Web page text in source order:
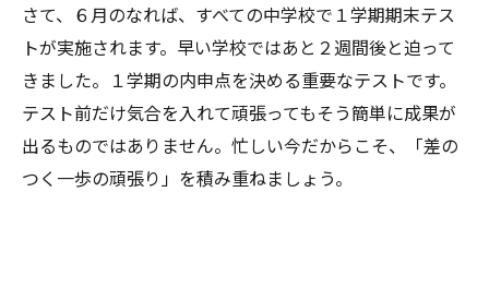
さて、６月のなれば、すべての中学校で１学期期末テス
トが実施されます。早い学校ではあと２週間後と迫って
きました。１学期の内申点を決める重要なテストです。
テスト前だけ気合を入れて頑張ってもそう簡単に成果が
出るものではありません。忙しい今だからこそ、「差の
つく一歩の頑張り」を積み重ねましょう。